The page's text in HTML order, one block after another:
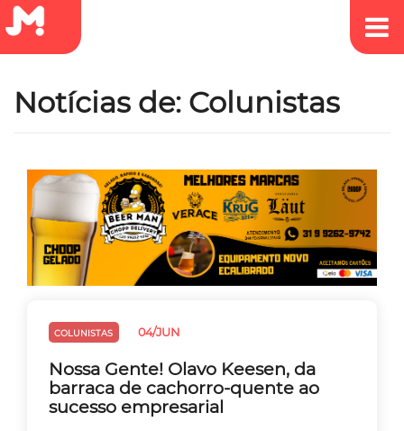
Notícias de: Colunistas
COLUNISTAS 04/JUN
Nossa Gente! Olavo Keesen, da
barraca de cachorro-quente ao
sucesso empresarial